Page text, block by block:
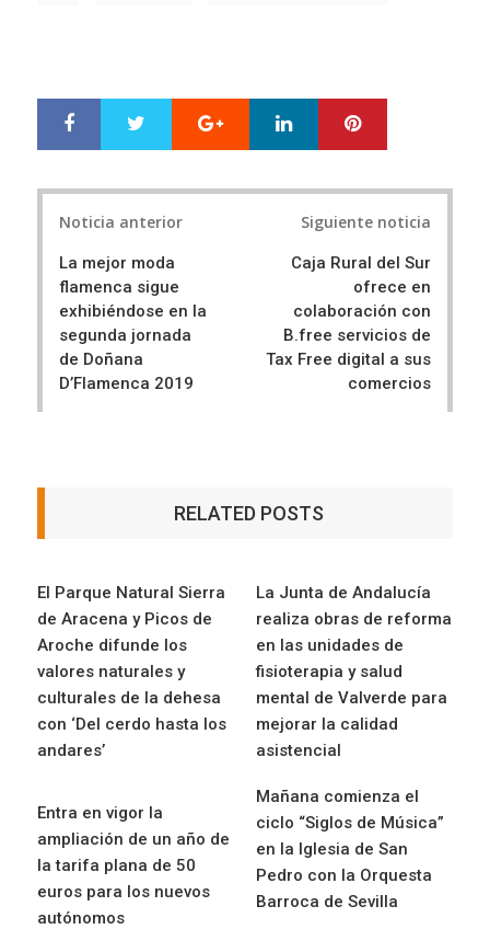
r
e
e
Google+ LinkedIn
Noticia anterior
La mejor moda
flamenca sigue
exhibiéndose en la
segunda jornada
de Doñana
D’Flamenca 2019
Siguiente noticia
Caja Rural del Sur
ofrece en
colaboración con
B.free servicios de
Tax Free digital a sus
comercios
RELATED POSTS
El Parque Natural Sierra
de Aracena y Picos de
Aroche difunde los
valores naturales y
culturales de la dehesa
con ‘Del cerdo hasta los
andares’
La Junta de Andalucía
realiza obras de reforma
en las unidades de
fisioterapia y salud
mental de Valverde para
mejorar la calidad
asistencial
Entra en vigor la
ampliación de un año de
la tarifa plana de 50
euros para los nuevos
autónomos
Mañana comienza el
ciclo “Siglos de Música”
en la Iglesia de San
Pedro con la Orquesta
Barroca de Sevilla